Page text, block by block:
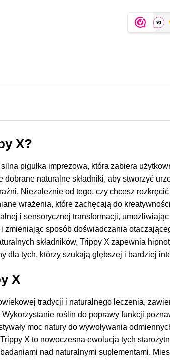
X?
pigułka imprezowa, która zabiera
dobrane naturalne składniki, aby stworzyć
Niezależnie od tego, czy chcesz
wrażenia, które zachęcają do
i sensorycznej transformacji,
zmieniając sposób doświadczania
składników, Trippy X zapewnia
dla tych, którzy szukają głębszej i bardziej
X
tradycji i naturalnego leczenia,
Wykorzystanie roślin do poprawy funkcji
moc natury do wywoływania
X to nowoczesna ewolucja tych
nad naturalnymi suplementami.